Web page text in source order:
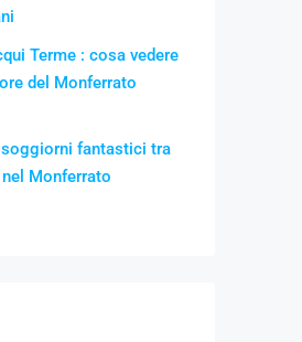
Terme : cosa vedere
del Monferrato
soggiorni fantastici tra
Monferrato